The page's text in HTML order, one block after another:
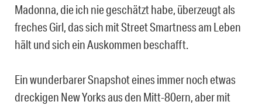
Madonna, die ich nie geschätzt habe, überzeugt als
freches Girl, das sich mit Street Smartness am Leben
hält und sich ein Auskommen beschafft.
Ein wunderbarer Snapshot eines immer noch etwas
dreckigen New Yorks aus den Mitt-80ern, aber mit